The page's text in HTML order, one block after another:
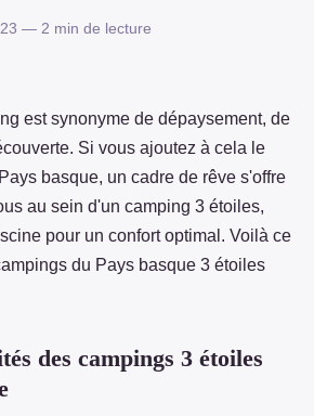
— 2 min de lecture
est synonyme de dépaysement, de
Si vous ajoutez à cela le
basque, un cadre de rêve s'offre
au sein d'un camping 3 étoiles,
pour un confort optimal. Voilà ce
du Pays basque 3 étoiles
des campings 3 étoiles